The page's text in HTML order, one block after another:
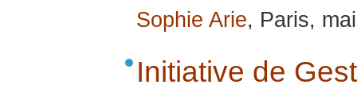
Sophie Arie, Paris,
Initiative de